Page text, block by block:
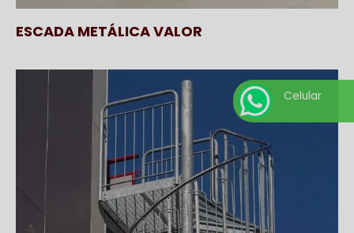
ESCADA METÁLICA VALOR
Celular